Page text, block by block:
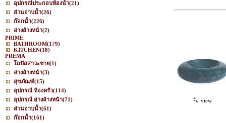
อุปกรณ์ประกอบห้องน้ำ(21)
ส่วนอาบน้ำ(26)
ก๊อกน้ำ(226)
อ่างล้างหน้า(2)
PRIME
BATHROOM(179)
KITCHEN(18)
PREMA
โถปัสสาวะชาย(1)
อ่างล้างหน้า(3)
สุขภัณฑ์(15)
อุปกรณ์ ห้องครัว(114)
อุปกรณ์ อ่างล้างหน้า(71)
ส่วนอาบน้ำ(61)
ก๊อกน้ำ(161)
view